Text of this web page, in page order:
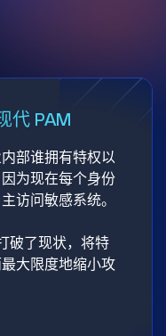
代 PAM
部谁拥有特权以
为现在每个身份
访问敏感系统。
破了现状，将特
大限度地缩小攻